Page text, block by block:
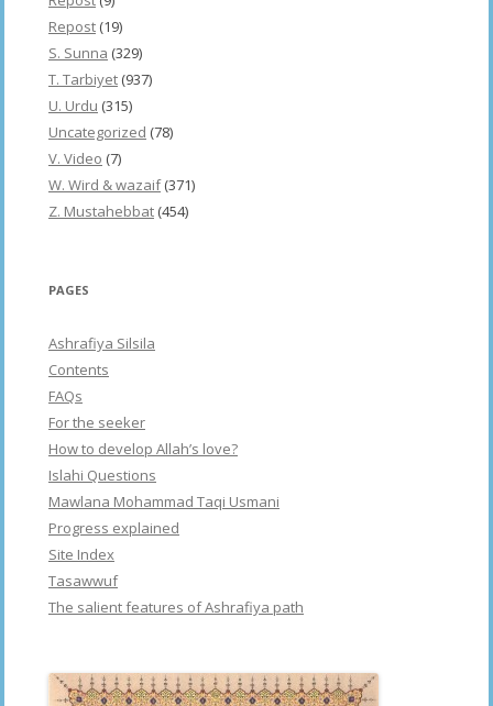
Repost (19)
S. Sunna (329)
T. Tarbiyet (937)
U. Urdu (315)
Uncategorized (78)
V. Video (7)
W. Wird & wazaif(371)
Z. Mustahebbat (454)
PAGES
Ashrafiya Silsila
Contents
FAQs
For the seeker
How to develop Allah’s love?
Islahi Questions
Mawlana Mohammad Taqi Usmani
Progress explained
Site Index
Tasawwuf
The salient features of Ashrafiya path